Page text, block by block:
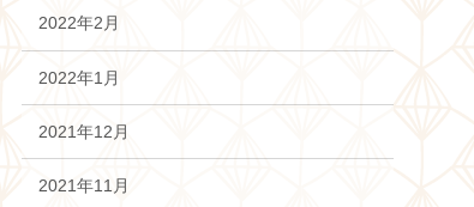
2022年2月
2022年1月
2021年12月
2021年11月